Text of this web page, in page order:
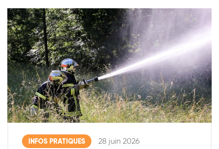
INFOS PRATIQUES 28 juin 2026